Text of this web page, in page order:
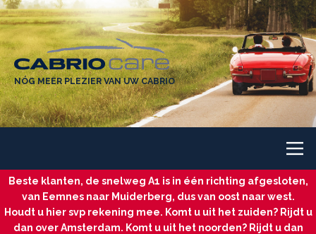
NÓG MEER PLEZIER VAN UW CABRIO
Beste klanten, de snelweg A1 is in één richting afgesloten,
van Eemnes naar Muiderberg, dus van oost naar west.
Houdt u hier svp rekening mee. Komt u uit het zuiden? Rijdt u
dan over Amsterdam. Komt u uit het noorden? Rijdt u dan